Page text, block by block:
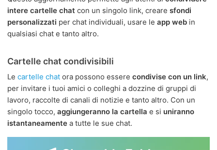
intere cartelle chat con un singolo link, creare sfondi
personalizzati per chat individuali, usare le app web in
qualsiasi chat e tanto altro.
Cartelle chat condivisibili
Le cartelle chat ora possono essere condivise con un link,
per invitare i tuoi amici o colleghi a dozzine di gruppi di
lavoro, raccolte di canali di notizie e tanto altro. Con un
singolo tocco, aggiungeranno la cartella e si uniranno
istantaneamente a tutte le sue chat.